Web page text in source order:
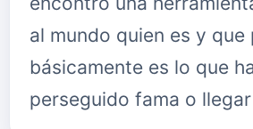
al mundo quien es y que
básicamente es lo que
perseguido fama o